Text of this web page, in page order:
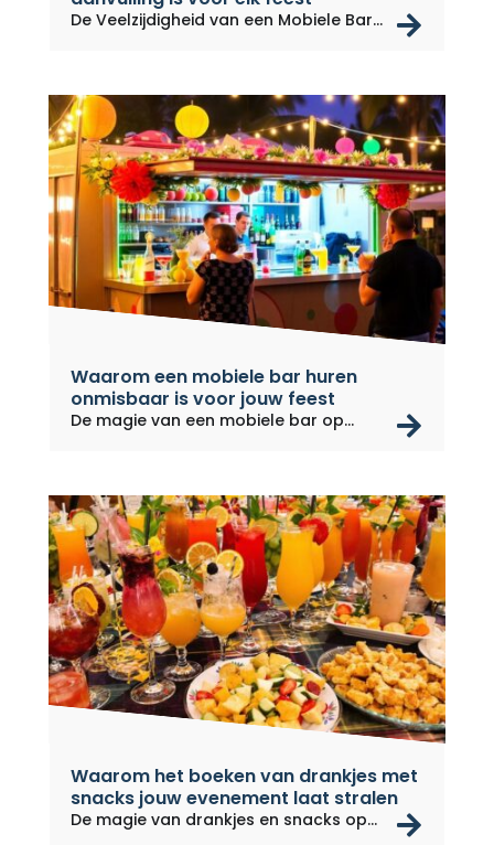
De Veelzijdigheid van een Mobiele Bar...
Waarom een mobiele bar huren
onmisbaar is voor jouw feest
De magie van een mobiele bar op
Waarom het boeken van drankjes met
snacks jouw evenement laat stralen
De magie van drankjes en snacks op...